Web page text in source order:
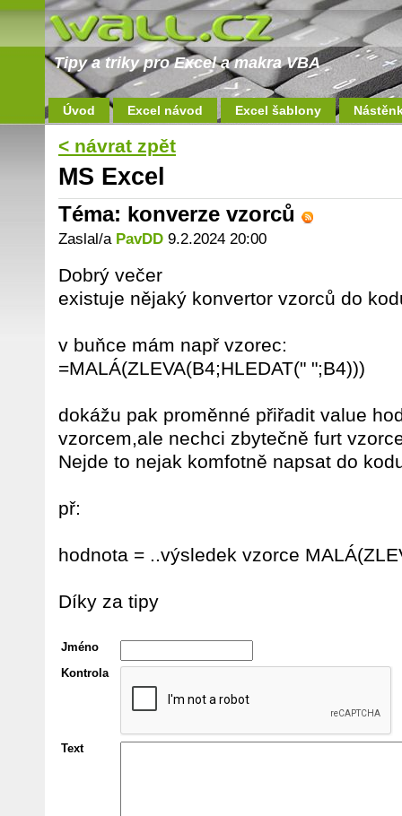
Tipy a triky pro Excel a makra VBA
Úvod Excel návod Excel šablony
< návrat zpět
MS Excel
Téma: konverze vzorců
Zaslal/a PavDD 9.2.2024 20:00
Dobrý večer
existuje nějaký konvertor vzorců do
v buňce mám např vzorec:
=MALÁ(ZLEVA(B4;HLEDAT(" ";B4)))
dokážu pak proměnné přiřadit value
vzorcem,ale nechci zbytečně furt
Nejde to nejak komfotně napsat do
př:
hodnota = ..výsledek vzorce
Díky za tipy
Jméno
Kontrola
Text